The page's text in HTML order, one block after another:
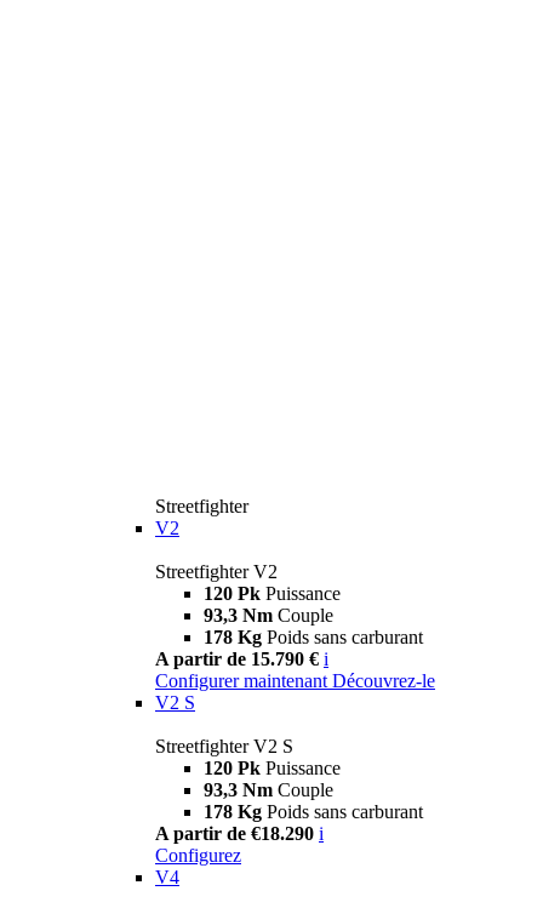
Streetfighter
V2
Streetfighter V2
120 Pk Puissance
93,3 Nm Couple
178 Kg Poids sans carburant
A partir de 15.790 € i
Configurer maintenant Découvrez-le
V2 S
Streetfighter V2 S
120 Pk Puissance
93,3 Nm Couple
178 Kg Poids sans carburant
A partir de €18.290 i
Configurez
V4